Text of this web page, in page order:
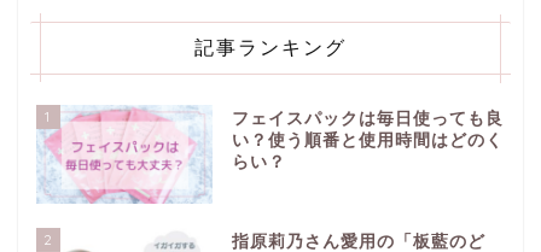
記事ランキング
1
フェイスパックは毎日使っても良
い？使う順番と使用時間はどのく
らい？
2
指原莉乃さん愛用の「板藍のど